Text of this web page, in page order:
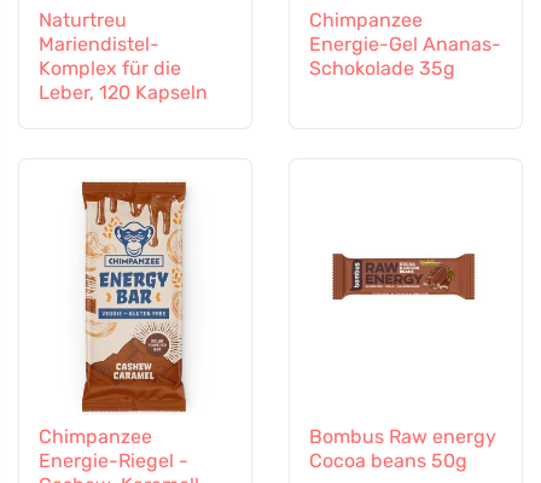
Naturtreu
Mariendistel-
Komplex für die
Leber, 120 Kapseln
Chimpanzee
Energie-Gel Ananas-
Schokolade 35g
Chimpanzee
Energie-Riegel -
Bombus Raw energy
Cocoa beans 50g